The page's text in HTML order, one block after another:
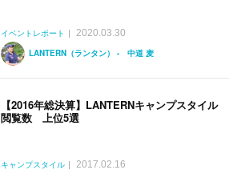
イベントレポート
2020.03.30
LANTERN（ランタン） - 中道 麦
【2016年総決算】LANTERNキャンプスタイル
閲覧数 上位5選
キャンプスタイル 2017.02.16